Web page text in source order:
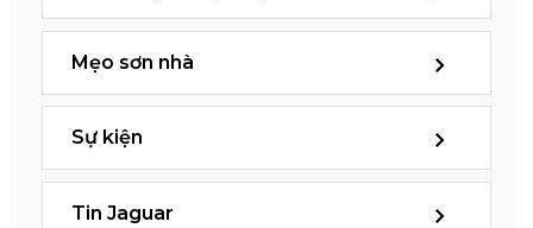
Mẹo sơn nhà
Sự kiện
Tin Jaguar